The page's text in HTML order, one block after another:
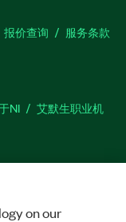
报价查询
服务条款
NI
艾默生职业机
on our